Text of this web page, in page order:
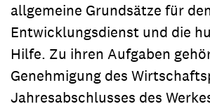
allgemeine Grundsätze für
Entwicklungsdienst und die
Hilfe. Zu ihren Aufgaben
Genehmigung des
Jahresabschlusses des